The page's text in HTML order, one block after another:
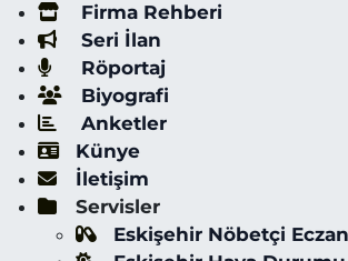
Firma Rehberi
Seri İlan
Röportaj
Biyografi
Anketler
Künye
İletişim
Servisler
Eskişehir Nöbetçi